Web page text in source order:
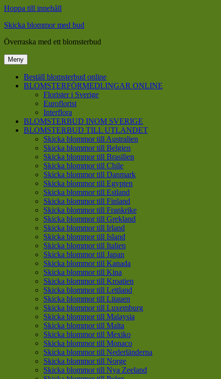
Hoppa till innehåll
Skicka blommor med bud
Överraska med ett blomsterbud
Meny
Beställ blomsterbud online
BLOMSTERFÖRMEDLINGAR ONLINE
Florister i Sverige
Euroflorist
Interflora
BLOMSTERBUD INOM SVERIGE
BLOMSTERBUD TILL UTLANDET
Skicka blommor till Australien
Skicka blommor till Belgien
Skicka blommor till Brasilien
Skicka blommor till Chile
Skicka blommor till Danmark
Skicka blommor till Egypten
Skicka blommor till Estland
Skicka blommor till Finland
Skicka blommor till Frankrike
Skicka blommor till Grekland
Skicka blommor till Irland
Skicka blommor till Island
Skicka blommor till Italien
Skicka blommor till Japan
Skicka blommor till Kanada
Skicka blommor till Kina
Skicka blommor till Kroatien
Skicka blommor till Lettland
Skicka blommor till Litauen
Skicka blommor till Luxemburg
Skicka blommor till Malaysia
Skicka blommor till Malta
Skicka blommor till Mexiko
Skicka blommor till Monaco
Skicka blommor till Nederländerna
Skicka blommor till Norge
Skicka blommor till Nya Zeeland